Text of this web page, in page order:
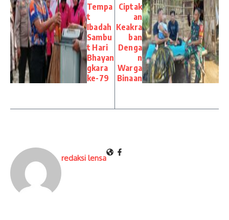
Tempa
t
Ibadah
Sambu
t Hari
Bhayan
gkara
ke-79
Ciptak
an
Keakra
ban
Denga
n
Warga
Binaan
redaksi lensa